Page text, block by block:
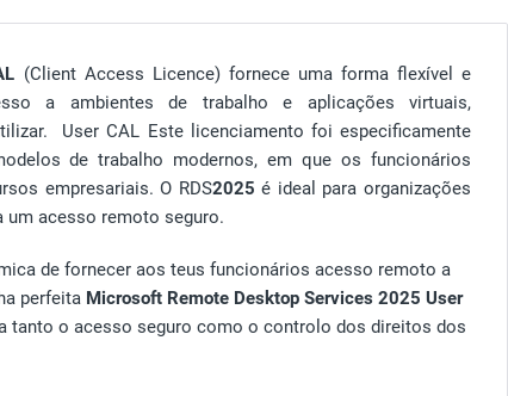
(Client Access Licence) fornece uma forma flexível e
a ambientes de trabalho e aplicações virtuais,
User CAL Este licenciamento foi especificamente
de trabalho modernos, em que os funcionários
empresariais. O RDS2025 é ideal para organizações
um acesso remoto seguro.
de fornecer aos teus funcionários acesso remoto a
perfeita Microsoft Remote Desktop Services 2025 User
tanto o acesso seguro como o controlo dos direitos dos